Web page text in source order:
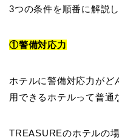
3つの条件を順番に解説
①警備対応力
ホテルに警備対応力がど
用できるホテルって普通
TREASUREのホテルの